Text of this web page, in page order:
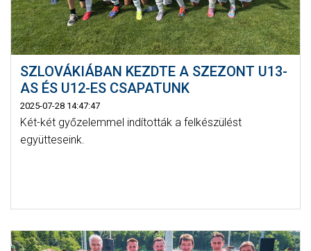
VEZETŐSÉG
SZLOVÁKIÁBAN KEZDTE A SZEZONT U13-
AS ÉS U12-ES CSAPATUNK
2025-07-28 14:47:47
Két-két győzelemmel indították a felkészülést
együtteseink.